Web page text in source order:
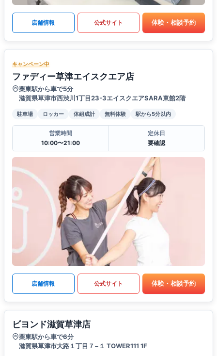
店舗情報 公式サイト 体験・相談予約
キャンペーン中
ファディー草津エイスクエア店
栗東駅から車で5分
滋賀県草津市西渋川1丁目23-3エイスクエアSARA東館2階
駐車場 ロッカー 体組成計 無料体験 駅から5分以内
営業時間
10:00〜21:00
定休日
要確認
店舗情報 公式サイト 体験・相談予約
ビヨンド滋賀草津店
栗東駅から車で6分
滋賀県草津市大路１丁目７−１ TOWER111 1F